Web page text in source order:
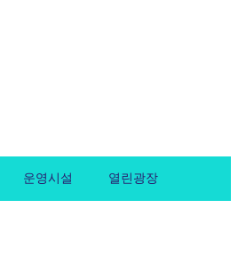
운영시설 열린광장